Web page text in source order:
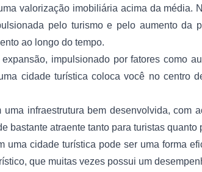
valorização imobiliária acima da média.
pelo turismo e pelo aumento da
ao longo do tempo.
impulsionado por fatores como
cidade turística coloca você no centro
infraestrutura bem desenvolvida, com
bastante atraente tanto para turistas quanto
uma cidade turística pode ser uma forma
que muitas vezes possui um